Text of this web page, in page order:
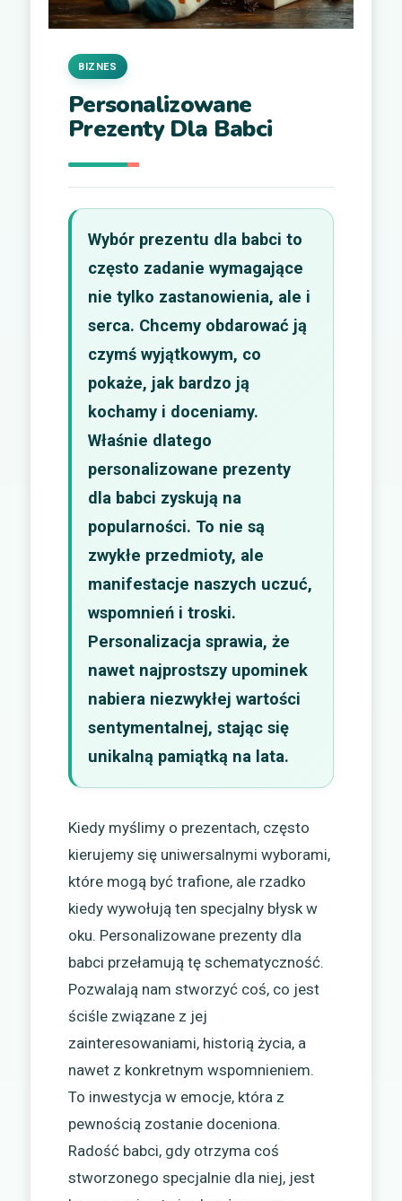
Personalizowane
Prezenty Dla Babci
BIZNES
Wybór prezentu dla babci to
często zadanie wymagające
nie tylko zastanowienia, ale i
serca. Chcemy obdarować ją
czymś wyjątkowym, co
pokaże, jak bardzo ją
kochamy i doceniamy.
Właśnie dlatego
personalizowane prezenty
dla babci zyskują na
popularności. To nie są
zwykłe przedmioty, ale
manifestacje naszych uczuć,
wspomnień i troski.
Personalizacja sprawia, że
nawet najprostszy upominek
nabiera niezwykłej wartości
sentymentalnej, stając się
unikalną pamiątką na lata.
Kiedy myślimy o prezentach, często
kierujemy się uniwersalnymi wyborami,
które mogą być trafione, ale rzadko
kiedy wywołują ten specjalny błysk w
oku. Personalizowane prezenty dla
babci przełamują tę schematyczność.
Pozwalają nam stworzyć coś, co jest
ściśle związane z jej
zainteresowaniami, historią życia, a
nawet z konkretnym wspomnieniem.
To inwestycja w emocje, która z
pewnością zostanie doceniona.
Radość babci, gdy otrzyma coś
stworzonego specjalnie dla niej, jest